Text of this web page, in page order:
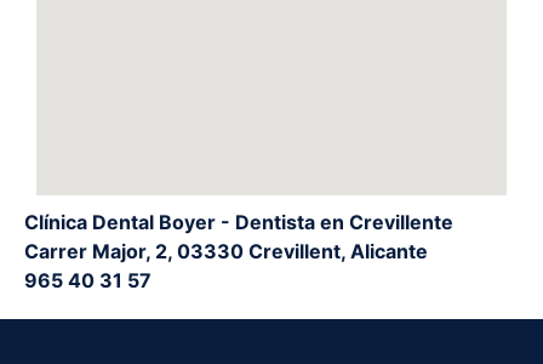
Clínica Dental Boyer - Dentista en Crevillente
Carrer Major, 2, 03330 Crevillent, Alicante
965 40 31 57